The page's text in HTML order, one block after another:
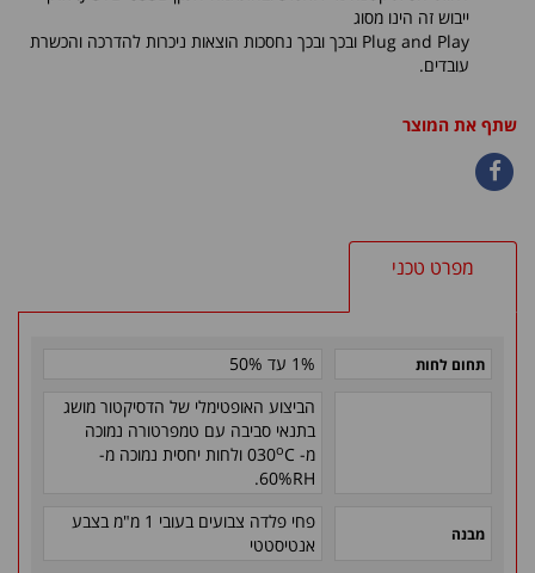
ייבוש זה הינו מסוג
Plug and Play ובכך ובכך נחסכות הוצאות ניכרות להדרכה והכשרת
עובדים.
שתף את המוצר
מפרט טכני
תחום לחות
1% עד 50%
הביצוע האופטימלי של הדסיקטור מושג
בתנאי סביבה עם טמפרטורה נמוכה
מ- 030
o
C ולחות יחסית נמוכה מ-
60%RH.
מבנה
פחי פלדה צבועים בעובי 1 מ"מ בצבע
אנטיסטטי